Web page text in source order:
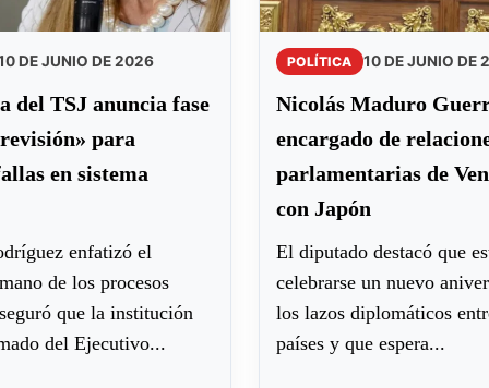
DE JUNIO DE 2026
del TSJ anuncia fase
para
en sistema
enfatizó el
de los procesos
que la institución
del Ejecutivo...
POLÍTICA 10 DE JUNIO DE
Nicolás Maduro
encargado de
parlamentarias de
con Japón
El diputado destacó que
celebrarse un nuevo
los lazos diplomáticos
países y que espera...